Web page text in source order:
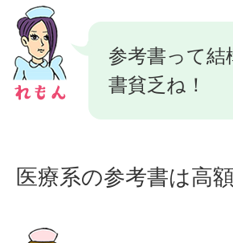
参考書って
書貧乏ね！
医療系の参考書は高